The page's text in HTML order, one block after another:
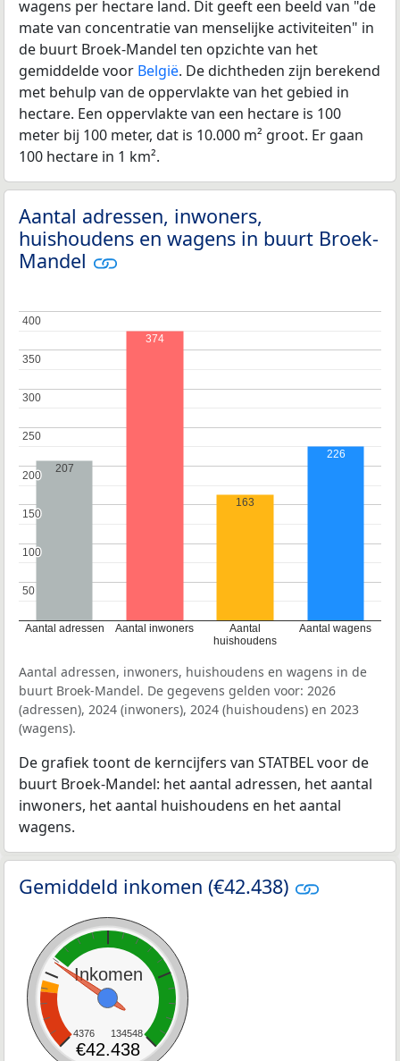
wagens per hectare land. Dit geeft een beeld van "de
mate van concentratie van menselijke activiteiten" in
de buurt Broek-Mandel ten opzichte van het
gemiddelde voor België. De dichtheden zijn berekend
met behulp van de oppervlakte van het gebied in
hectare. Een oppervlakte van een hectare is 100
meter bij 100 meter, dat is 10.000 m² groot. Er gaan
100 hectare in 1 km².
Aantal adressen, inwoners,
huishoudens en wagens in buurt Broek-
Mandel
Aantal adressen Aantal inwoners
Aantal
huishoudens
Aantal wagens
50
50
100
100
150
150
200
200
250
250
300
300
350
350
400
400
207
374
163
226
Aantal adressen, inwoners, huishoudens en wagens in de
buurt Broek-Mandel. De gegevens gelden voor: 2026
(adressen), 2024 (inwoners), 2024 (huishoudens) en 2023
(wagens).
De grafiek toont de kerncijfers van STATBEL voor de
buurt Broek-Mandel: het aantal adressen, het aantal
inwoners, het aantal huishoudens en het aantal
wagens.
Gemiddeld inkomen (€42.438)
Inkomen
4376 134548
€42.438